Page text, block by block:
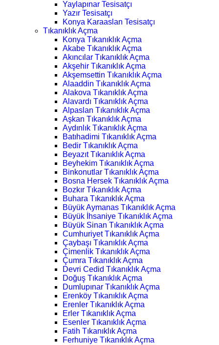
Yaylapınar Tesisatçı
Yazır Tesisatçı
Konya Karaaslan Tesisatçı
Tıkanıklık Açma
Konya Tıkanıklık Açma
Akabe Tıkanıklık Açma
Akıncılar Tıkanıklık Açma
Akşehir Tıkanıklık Açma
Akşemsettin Tıkanıklık Açma
Alaaddin Tıkanıklık Açma
Alakova Tıkanıklık Açma
Alavardı Tıkanıklık Açma
Alpaslan Tıkanıklık Açma
Aşkan Tıkanıklık Açma
Aydınlık Tıkanıklık Açma
Batıhadimi Tıkanıklık Açma
Bedir Tıkanıklık Açma
Beyazıt Tıkanıklık Açma
Beyhekim Tıkanıklık Açma
Binkonutlar Tıkanıklık Açma
Bosna Hersek Tıkanıklık Açma
Bozkır Tıkanıklık Açma
Buhara Tıkanıklık Açma
Büyük Aymanas Tıkanıklık Açma
Büyük İhsaniye Tıkanıklık Açma
Büyük Sinan Tıkanıklık Açma
Cumhuriyet Tıkanıklık Açma
Çaybaşı Tıkanıklık Açma
Çimenlik Tıkanıklık Açma
Çumra Tıkanıklık Açma
Devri Cedid Tıkanıklık Açma
Doğuş Tıkanıklık Açma
Dumlupınar Tıkanıklık Açma
Erenköy Tıkanıklık Açma
Erenler Tıkanıklık Açma
Erler Tıkanıklık Açma
Esenler Tıkanıklık Açma
Fatih Tıkanıklık Açma
Ferhuniye Tıkanıklık Açma